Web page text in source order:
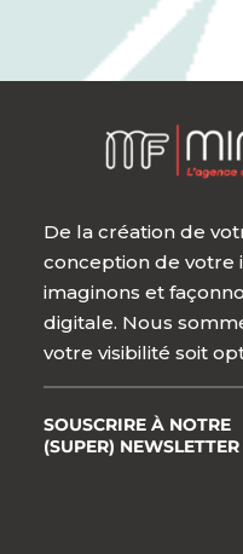
De la création de
conception de votre
imaginons et
digitale. Nous
votre visibilité soit
SOUSCRIRE À NOTRE
(SUPER) NEWSLETTER